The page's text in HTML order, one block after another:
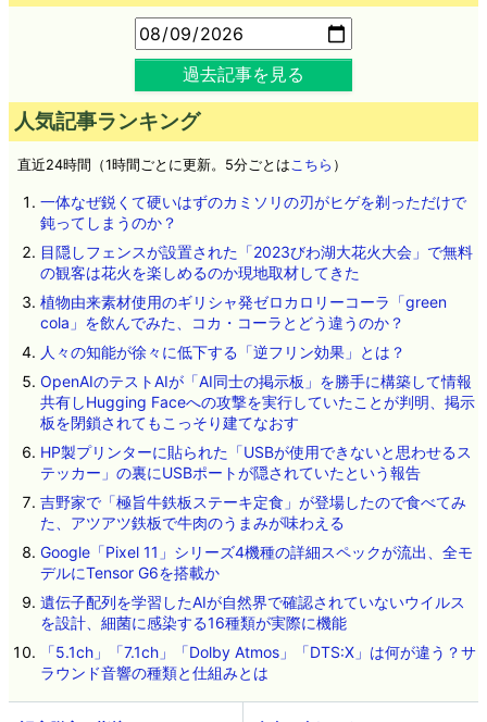
過去記事を見る
人気記事ランキング
直近24時間（1時間ごとに更新。5分ごとは こちら ）
一体なぜ鋭くて硬いはずのカミソリの刃がヒゲを剃っただけで
鈍ってしまうのか？
目隠しフェンスが設置された「2023びわ湖大花火大会」で無料
の観客は花火を楽しめるのか現地取材してきた
植物由来素材使用のギリシャ発ゼロカロリーコーラ「green
cola」を飲んでみた、コカ・コーラとどう違うのか？
人々の知能が徐々に低下する「逆フリン効果」とは？
OpenAIのテストAIが「AI同士の掲示板」を勝手に構築して情報
共有しHugging Faceへの攻撃を実行していたことが判明、掲示
板を閉鎖されてもこっそり建てなおす
HP製プリンターに貼られた「USBが使用できないと思わせるス
テッカー」の裏にUSBポートが隠されていたという報告
吉野家で「極旨牛鉄板ステーキ定食」が登場したので食べてみ
た、アツアツ鉄板で牛肉のうまみが味わえる
Google「Pixel 11」シリーズ4機種の詳細スペックが流出、全モ
デルにTensor G6を搭載か
遺伝子配列を学習したAIが自然界で確認されていないウイルス
を設計、細菌に感染する16種類が実際に機能
「5.1ch」「7.1ch」「Dolby Atmos」「DTS:X」は何が違う？サ
ラウンド音響の種類と仕組みとは